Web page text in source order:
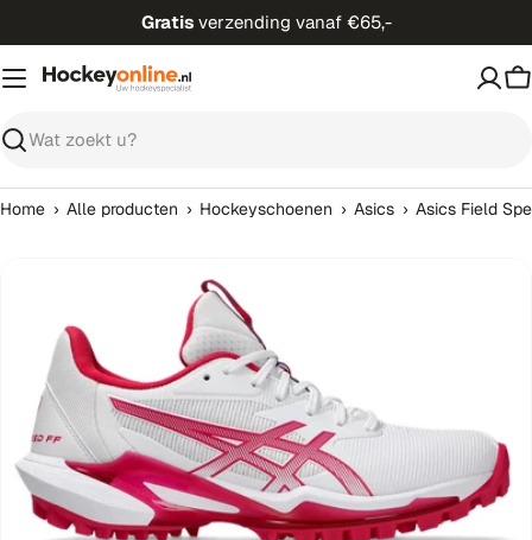
direct
naar
inhoud
Gratis verzending vanaf €65,-
Zoeken
Home › Alle producten › Hockeyschoenen › Asics › Asics Field
Open media 0 in modaal venster